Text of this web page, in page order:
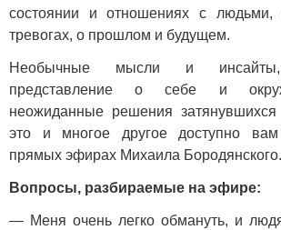
состоянии и отношениях с людьми,
тревогах, о прошлом и будущем.
Необычные мысли и инсайты,
представление о себе и
неожиданные решения
это и многое другое доступно
прямых эфирах Михаила Бородянского.
Вопросы, разбираемые на эфире:
— Меня очень легко обмануть, и